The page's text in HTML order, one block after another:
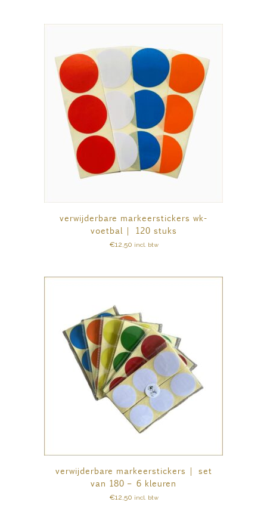
verwijderbare markeerstickers wk-
voetbal | 120 stuks
€12,50 incl. btw
verwijderbare markeerstickers | set
van 180 – 6 kleuren
€12,50 incl. btw